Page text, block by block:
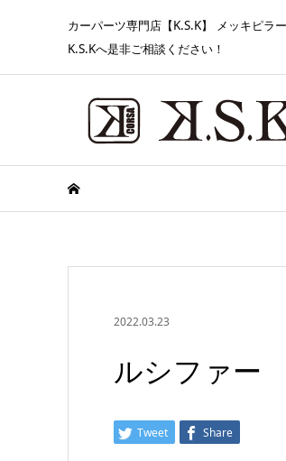
カーパーツ専門店【K.S.K】 メッキピラ
K.S.Kへ是非ご相談ください！
2022.03.23
ルシファー
Tweet Share